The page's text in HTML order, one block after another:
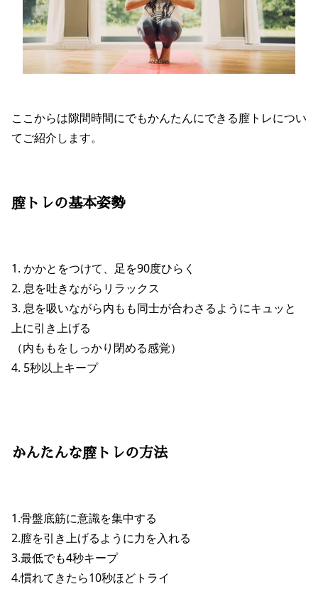
ここからは隙間時間にでもかんたんにできる膣トレについ
てご紹介します。
膣トレの基本姿勢
1. かかとをつけて、足を90度ひらく
2. 息を吐きながらリラックス
3. 息を吸いながら内もも同士が合わさるようにキュッと
上に引き上げる
（内ももをしっかり閉める感覚）
4. 5秒以上キープ
かんたんな膣トレの方法
1.骨盤底筋に意識を集中する
2.膣を引き上げるように力を入れる
3.最低でも4秒キープ
4.慣れてきたら10秒ほどトライ